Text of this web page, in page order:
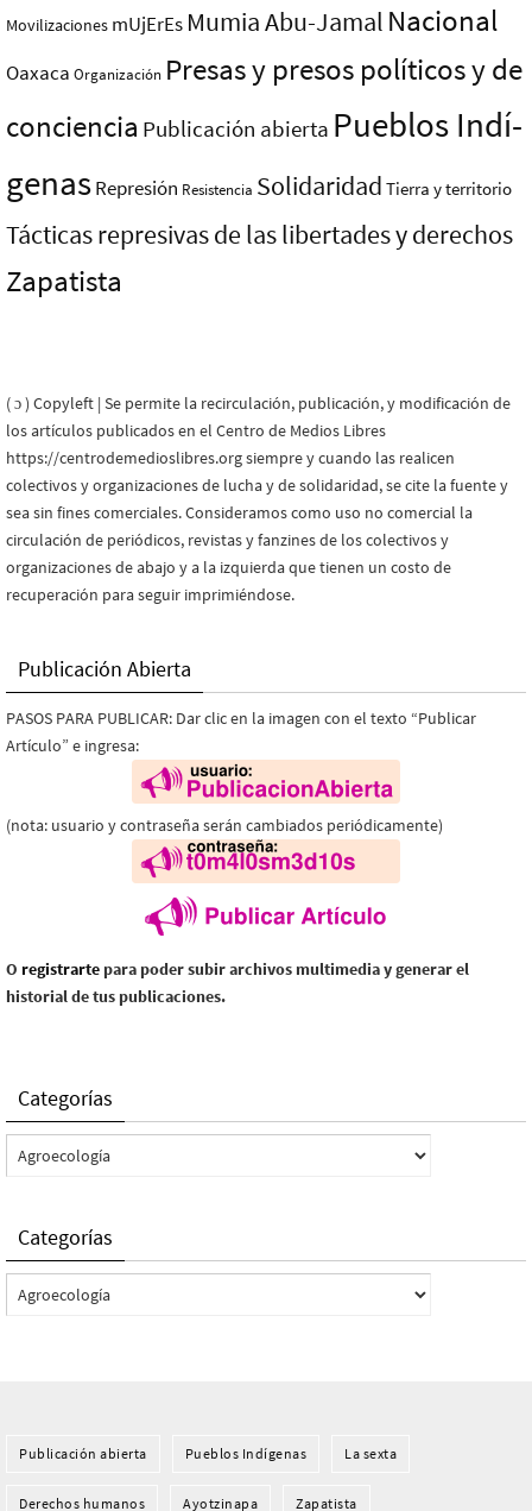
Movilizaciones mUjErEs Mumia Abu-Jamal Nacional
Oaxaca Organización Presas y presos polí­ticos y de
conciencia Publicación abierta Pueblos Indí­
genasRepresión Resistencia Solidaridad Tierra y territorio
Tácticas represivas de las libertades y derechos
Zapatista
( ɔ ) Copyleft | Se permite la recirculación, publicación, y modificación de
los artículos publicados en el Centro de Medios Libres
https://centrodemedioslibres.org siempre y cuando las realicen
colectivos y organizaciones de lucha y de solidaridad, se cite la fuente y
sea sin fines comerciales. Consideramos como uso no comercial la
circulación de periódicos, revistas y fanzines de los colectivos y
organizaciones de abajo y a la izquierda que tienen un costo de
recuperación para seguir imprimiéndose.
Publicación Abierta
PASOS PARA PUBLICAR: Dar clic en la imagen con el texto “Publicar
Artículo” e ingresa:
(nota: usuario y contraseña serán cambiados periódicamente)
O registrarte para poder subir archivos multimedia y generar el
historial de tus publicaciones.
Categorías
Categorías
Categorías
Categorías
Publicación abierta Pueblos Indí­genas La sexta
Derechos humanos Ayotzinapa Zapatista